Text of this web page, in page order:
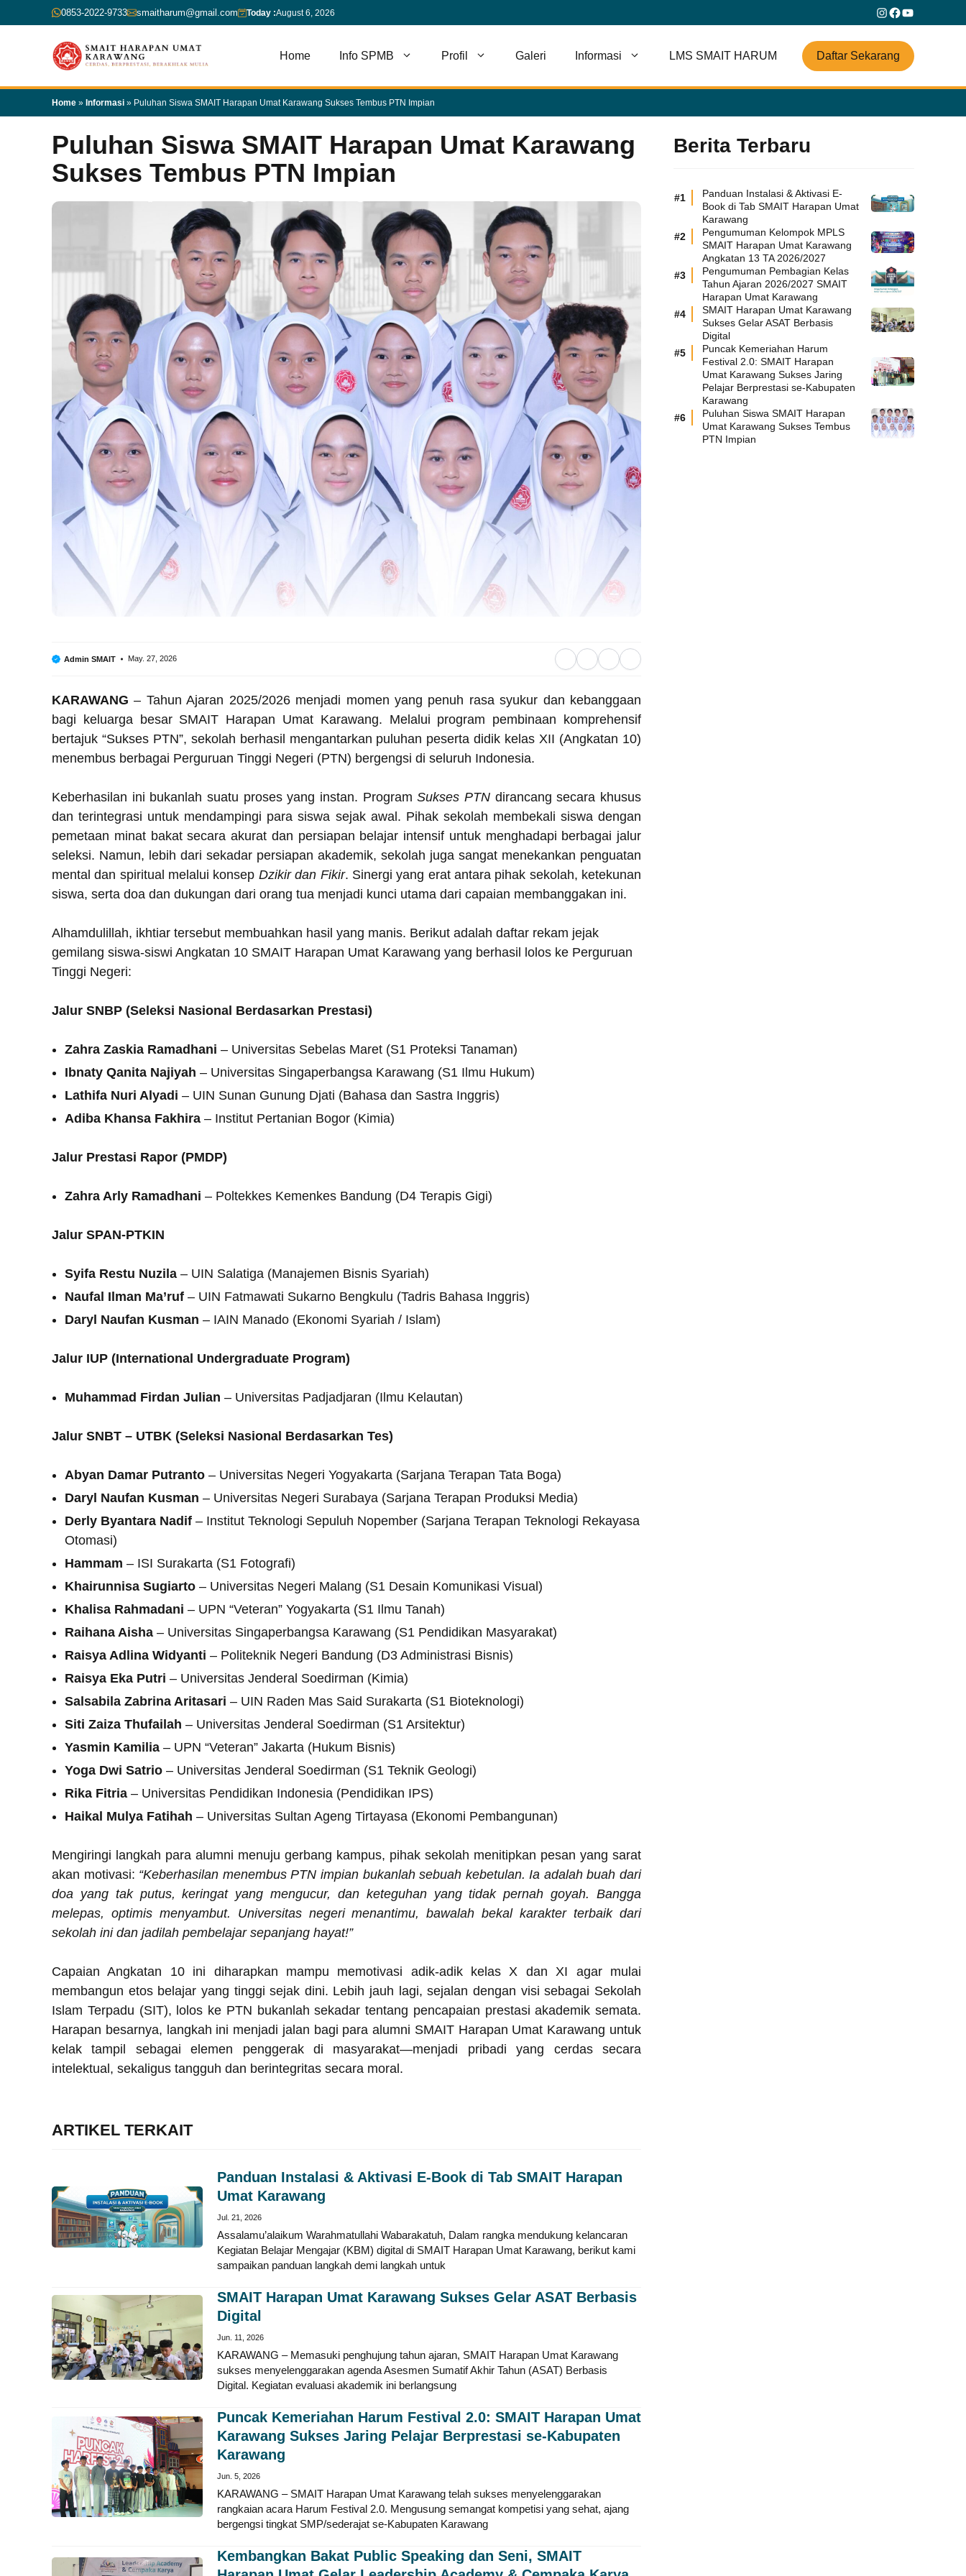
to
0853-2022-9733 smaitharum@gmail.com Today :August 6, 2026 Instagram
Facebook
YouTube
Home Info SPMB Profil Galeri Informasi LMS SMAIT HARUM Daftar Sekarang
Home » Informasi » Puluhan Siswa SMAIT Harapan Umat Karawang Sukses Tembus PTN Impian
Puluhan Siswa SMAIT Harapan Umat Karawang
Sukses Tembus PTN Impian
Admin SMAIT May. 27, 2026
F
c
e
o
k
W
a
t
p
p
T
l
e
a
m
T
it
t
KARAWANG – Tahun Ajaran 2025/2026 menjadi momen yang penuh rasa syukur dan kebanggaan
bagi keluarga besar SMAIT Harapan Umat Karawang. Melalui program pembinaan komprehensif
bertajuk “Sukses PTN”, sekolah berhasil mengantarkan puluhan peserta didik kelas XII (Angkatan 10)
menembus berbagai Perguruan Tinggi Negeri (PTN) bergengsi di seluruh Indonesia.
Keberhasilan ini bukanlah suatu proses yang instan. ProgramSukses PTN dirancang secara khusus
dan terintegrasi untuk mendampingi para siswa sejak awal. Pihak sekolah membekali siswa dengan
pemetaan minat bakat secara akurat dan persiapan belajar intensif untuk menghadapi berbagai jalur
seleksi. Namun, lebih dari sekadar persiapan akademik, sekolah juga sangat menekankan penguatan
mental dan spiritual melalui konsep Dzikir dan Fikir. Sinergi yang erat antara pihak sekolah, ketekunan
siswa, serta doa dan dukungan dari orang tua menjadi kunci utama dari capaian membanggakan ini.
Alhamdulillah, ikhtiar tersebut membuahkan hasil yang manis. Berikut adalah daftar rekam jejak
gemilang siswa-siswi Angkatan 10 SMAIT Harapan Umat Karawang yang berhasil lolos ke Perguruan
Tinggi Negeri:
Jalur SNBP (Seleksi Nasional Berdasarkan Prestasi)
Zahra Zaskia Ramadhani – Universitas Sebelas Maret (S1 Proteksi Tanaman)
Ibnaty Qanita Najiyah – Universitas Singaperbangsa Karawang (S1 Ilmu Hukum)
Lathifa Nuri Alyadi – UIN Sunan Gunung Djati (Bahasa dan Sastra Inggris)
Adiba Khansa Fakhira – Institut Pertanian Bogor (Kimia)
Jalur Prestasi Rapor (PMDP)
Zahra Arly Ramadhani – Poltekkes Kemenkes Bandung (D4 Terapis Gigi)
Jalur SPAN-PTKIN
Syifa Restu Nuzila – UIN Salatiga (Manajemen Bisnis Syariah)
Naufal Ilman Ma’ruf – UIN Fatmawati Sukarno Bengkulu (Tadris Bahasa Inggris)
Daryl Naufan Kusman – IAIN Manado (Ekonomi Syariah / Islam)
Jalur IUP (International Undergraduate Program)
Muhammad Firdan Julian – Universitas Padjadjaran (Ilmu Kelautan)
Jalur SNBT – UTBK (Seleksi Nasional Berdasarkan Tes)
Abyan Damar Putranto – Universitas Negeri Yogyakarta (Sarjana Terapan Tata Boga)
Daryl Naufan Kusman – Universitas Negeri Surabaya (Sarjana Terapan Produksi Media)
Derly Byantara Nadif – Institut Teknologi Sepuluh Nopember (Sarjana Terapan Teknologi Rekayasa
Otomasi)
Hammam – ISI Surakarta (S1 Fotografi)
Khairunnisa Sugiarto – Universitas Negeri Malang (S1 Desain Komunikasi Visual)
Khalisa Rahmadani – UPN “Veteran” Yogyakarta (S1 Ilmu Tanah)
Raihana Aisha – Universitas Singaperbangsa Karawang (S1 Pendidikan Masyarakat)
Raisya Adlina Widyanti – Politeknik Negeri Bandung (D3 Administrasi Bisnis)
Raisya Eka Putri – Universitas Jenderal Soedirman (Kimia)
Salsabila Zabrina Aritasari – UIN Raden Mas Said Surakarta (S1 Bioteknologi)
Siti Zaiza Thufailah – Universitas Jenderal Soedirman (S1 Arsitektur)
Yasmin Kamilia – UPN “Veteran” Jakarta (Hukum Bisnis)
Yoga Dwi Satrio – Universitas Jenderal Soedirman (S1 Teknik Geologi)
Rika Fitria – Universitas Pendidikan Indonesia (Pendidikan IPS)
Haikal Mulya Fatihah – Universitas Sultan Ageng Tirtayasa (Ekonomi Pembangunan)
Mengiringi langkah para alumni menuju gerbang kampus, pihak sekolah menitipkan pesan yang sarat
akan motivasi: “Keberhasilan menembus PTN impian bukanlah sebuah kebetulan. Ia adalah buah dari
doa yang tak putus, keringat yang mengucur, dan keteguhan yang tidak pernah goyah. Bangga
melepas, optimis menyambut. Universitas negeri menantimu, bawalah bekal karakter terbaik dari
sekolah ini dan jadilah pembelajar sepanjang hayat!”
Capaian Angkatan 10 ini diharapkan mampu memotivasi adik-adik kelas X dan XI agar mulai
membangun etos belajar yang tinggi sejak dini. Lebih jauh lagi, sejalan dengan visi sebagai Sekolah
Islam Terpadu (SIT), lolos ke PTN bukanlah sekadar tentang pencapaian prestasi akademik semata.
Harapan besarnya, langkah ini menjadi jalan bagi para alumni SMAIT Harapan Umat Karawang untuk
kelak tampil sebagai elemen penggerak di masyarakat—menjadi pribadi yang cerdas secara
intelektual, sekaligus tangguh dan berintegritas secara moral.
ARTIKEL TERKAIT
Panduan Instalasi & Aktivasi E-Book di Tab SMAIT Harapan
Umat Karawang
Jul. 21, 2026
Assalamu’alaikum Warahmatullahi Wabarakatuh, Dalam rangka mendukung kelancaran
Kegiatan Belajar Mengajar (KBM) digital di SMAIT Harapan Umat Karawang, berikut kami
sampaikan panduan langkah demi langkah untuk
SMAIT Harapan Umat Karawang Sukses Gelar ASAT Berbasis
Digital
Jun. 11, 2026
KARAWANG – Memasuki penghujung tahun ajaran, SMAIT Harapan Umat Karawang
sukses menyelenggarakan agenda Asesmen Sumatif Akhir Tahun (ASAT) Berbasis
Digital. Kegiatan evaluasi akademik ini berlangsung
Puncak Kemeriahan Harum Festival 2.0: SMAIT Harapan Umat
Karawang Sukses Jaring Pelajar Berprestasi se-Kabupaten
Karawang
Jun. 5, 2026
KARAWANG – SMAIT Harapan Umat Karawang telah sukses menyelenggarakan
rangkaian acara Harum Festival 2.0. Mengusung semangat kompetisi yang sehat, ajang
bergengsi tingkat SMP/sederajat se-Kabupaten Karawang
Kembangkan Bakat Public Speaking dan Seni, SMAIT
Berita Terbaru
Panduan Instalasi & Aktivasi E-
Book di Tab SMAIT Harapan Umat
Karawang
Pengumuman Kelompok MPLS
SMAIT Harapan Umat Karawang
Angkatan 13 TA 2026/2027
Pengumuman Pembagian Kelas
Tahun Ajaran 2026/2027 SMAIT
Harapan Umat Karawang
SMAIT Harapan Umat Karawang
Sukses Gelar ASAT Berbasis
Digital
Puncak Kemeriahan Harum
Festival 2.0: SMAIT Harapan
Umat Karawang Sukses Jaring
Pelajar Berprestasi se-Kabupaten
Karawang
Puluhan Siswa SMAIT Harapan
Umat Karawang Sukses Tembus
PTN Impian